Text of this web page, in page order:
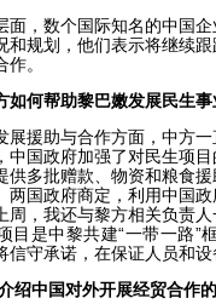
，数个国际知名的中国企
和规划，他们表示将继续
。
如何帮助黎巴嫩发展民生事
援助与合作方面，中方一
中国政府加强了对民生项
供多批赠款、物资和粮食
两国政府商定，利用中国
周，我还与黎方相关负责
目是中黎共建“一带一路”
信守承诺，在保证人员和
绍中国对外开展经贸合作